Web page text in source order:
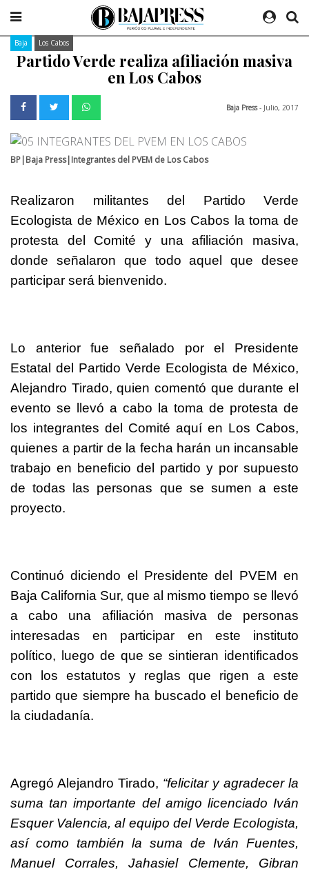
Baja Los Cabos
Partido Verde realiza afiliación masiva
en Los Cabos
Baja Press - Julio, 2017
BP|Baja Press|Integrantes del PVEM de Los Cabos
Realizaron militantes del Partido Verde
Ecologista de México en Los Cabos la toma de
protesta del Comité y una afiliación masiva,
donde señalaron que todo aquel que desee
participar será bienvenido.
Lo anterior fue señalado por el Presidente
Estatal del Partido Verde Ecologista de México,
Alejandro Tirado, quien comentó que durante el
evento se llevó a cabo la toma de protesta de
los integrantes del Comité aquí en Los Cabos,
quienes a partir de la fecha harán un incansable
trabajo en beneficio del partido y por supuesto
de todas las personas que se sumen a este
proyecto.
Continuó diciendo el Presidente del PVEM en
Baja California Sur, que al mismo tiempo se llevó
a cabo una afiliación masiva de personas
interesadas en participar en este instituto
político, luego de que se sintieran identificados
con los estatutos y reglas que rigen a este
partido que siempre ha buscado el beneficio de
la ciudadanía.
Agregó Alejandro Tirado, “felicitar y agradecer la
suma tan importante del amigo licenciado Iván
Esquer Valencia, al equipo del Verde Ecologista,
así como también la suma de Iván Fuentes,
Manuel Corrales, Jahasiel Clemente, Gibran